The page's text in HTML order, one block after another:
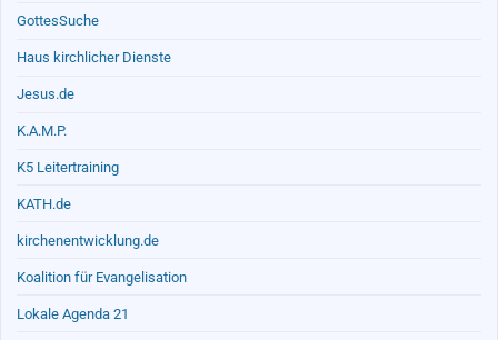
GottesSuche
Haus kirchlicher Dienste
Jesus.de
K.A.M.P.
K5 Leitertraining
KATH.de
kirchenentwicklung.de
Koalition für Evangelisation
Lokale Agenda 21